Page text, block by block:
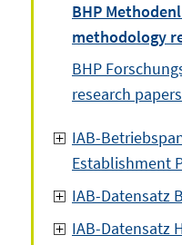
BHP
methodology
BHP
research papers
IAB-
Establishment
IAB-Datensatz
IAB-Datensatz